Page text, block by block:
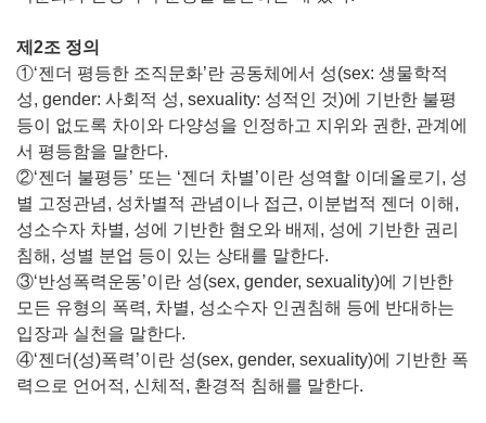
제2조 정의
①‘젠더 평등한 조직문화’란 공동체에서 성(sex: 생물학적
성, gender: 사회적 성, sexuality: 성적인 것)에 기반한 불평
등이 없도록 차이와 다양성을 인정하고 지위와 권한, 관계에
서 평등함을 말한다.
②‘젠더 불평등’ 또는 ‘젠더 차별’이란 성역할 이데올로기, 성
별 고정관념, 성차별적 관념이나 접근, 이분법적 젠더 이해,
성소수자 차별, 성에 기반한 혐오와 배제, 성에 기반한 권리
침해, 성별 분업 등이 있는 상태를 말한다.
③‘반성폭력운동’이란 성(sex, gender, sexuality)에 기반한
모든 유형의 폭력, 차별, 성소수자 인권침해 등에 반대하는
입장과 실천을 말한다.
④‘젠더(성)폭력’이란 성(sex, gender, sexuality)에 기반한 폭
력으로 언어적, 신체적, 환경적 침해를 말한다.